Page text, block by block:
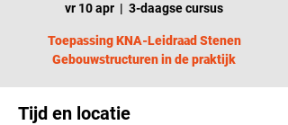
vr 10 apr
  |
3-daagse cursus
Toepassing KNA-Leidraad Stenen
Gebouwstructuren in de praktijk
Tijd en locatie